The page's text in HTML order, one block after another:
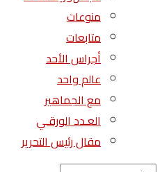
منوعات
متابعات
أجراس الأحد
عالم واحد
مع الجماهير
العـدد الورقـي
مقال رئيس التحرير